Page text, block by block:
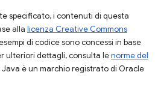
specificato, i contenuti di questa
alla licenza Creative Commons
di codice sono concessi in base
ulteriori dettagli, consulta lenorme del
Java è un marchio registrato di Oracle